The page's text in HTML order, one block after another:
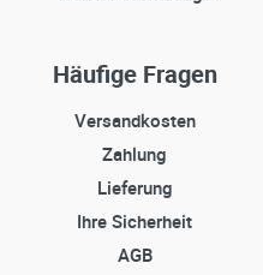
Häufige Fragen
Versandkosten
Zahlung
Lieferung
Ihre Sicherheit
AGB